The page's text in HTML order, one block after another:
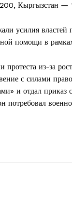
Кыргызстан
усилия
помощи в
протеста из-за
с силами
и отдал
потребовал